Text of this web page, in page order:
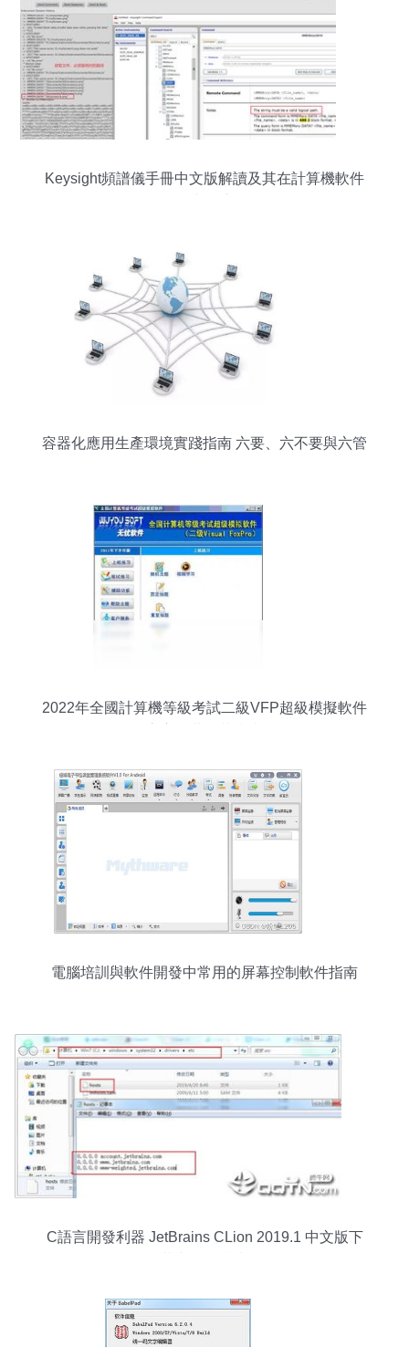
Keysight頻譜儀手冊中文版解讀及其在計算機軟件
容器化應用生產環境實踐指南 六要、六不要與六管
2022年全國計算機等級考試二級VFP超級模擬軟件
電腦培訓與軟件開發中常用的屏幕控制軟件指南
C語言開發利器 JetBrains CLion 2019.1 中文版下